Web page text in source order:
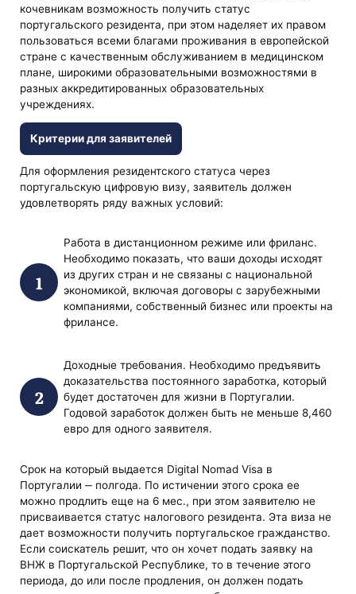
кочевникам возможность получить статус
португальского резидента, при этом наделяет их правом
пользоваться всеми благами проживания в европейской
стране с качественным обслуживанием в медицинском
плане, широкими образовательными возможностями в
разных аккредитированных образовательных
учреждениях.
Критерии для заявителей
Для оформления резидентского статуса через
португальскую цифровую визу, заявитель должен
удовлетворять ряду важных условий:
Работа в дистанционном режиме или фриланс.
Необходимо показать, что ваши доходы исходят
из других стран и не связаны с национальной
экономикой, включая договоры с зарубежными
компаниями, собственный бизнес или проекты на
фрилансе.
Доходные требования. Необходимо предъявить
доказательства постоянного заработка, который
будет достаточен для жизни в Португалии.
Годовой заработок должен быть не меньше 8,460
евро для одного заявителя.
Срок на который выдается Digital Nomad Visa в
Португалии ‒ полгода. По истичении этого срока ее
можно продлить еще на 6 мес., при этом заявителю не
присваивается статус налогового резидента. Эта виза не
дает возможности получить португальское гражданство.
Если соискатель решит, что он хочет подать заявку на
ВНЖ в Португальской Республике, то в течение этого
периода, до или после продления, он должен подать